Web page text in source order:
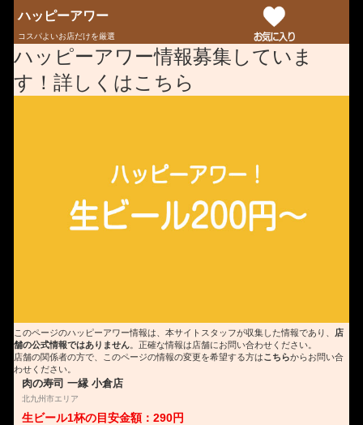
ハッピーアワー
コスパよいお店だけを厳選
ハッピーアワー情報募集していま
す！詳しくはこちら
このページのハッピーアワー情報は、本サイトスタッフが収集した情報であり、 店
舗の公式情報ではありません 。正確な情報は店舗にお問い合わせください。
店舗の関係者の方で、このページの情報の変更を希望する方はこちらからお問い合
わせください。
肉の寿司 一縁 小倉店
北九州市エリア
生ビール1杯の目安金額：290円